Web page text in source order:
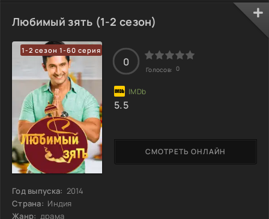
смелая и отзывчивая девушка, которая ищет ответы на
свои вопросы. У неё в глазах скрываются тайны, и
кажется, что она не так уж посторонняя для этих братьев,
чьи жизни стали чужими. Смогут ли они, несмотря на свои
различия, найти общий язык и
Любимый зять (1-2 сезон)
1-2 сезон 1-60 серия
Год выпуска: 2014
Страна: Индия
Жанр: драма
СМОТРЕТЬ ОНЛАЙН
0
Голосов: 0
5.5